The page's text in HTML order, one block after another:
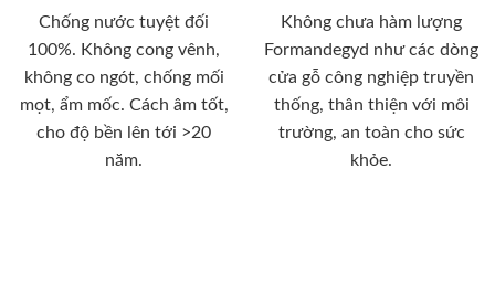
Chống nước tuyệt đối
100%. Không cong vênh,
không co ngót, chống mối
mọt, ẩm mốc. Cách âm tốt,
cho độ bền lên tới >20
năm.
Không chưa hàm lượng
Formandegyd như các dòng
cửa gỗ công nghiệp truyền
thống, thân thiện với môi
trường, an toàn cho sức
khỏe.